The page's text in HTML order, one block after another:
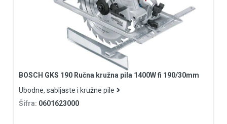
BOSCH GKS 190 Ručna kružna pila 1400W fi 190/30mm
Ubodne, sabljaste i kružne pile
Šifra: 0601623000